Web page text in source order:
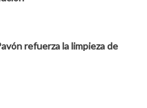
refuerza la limpieza de